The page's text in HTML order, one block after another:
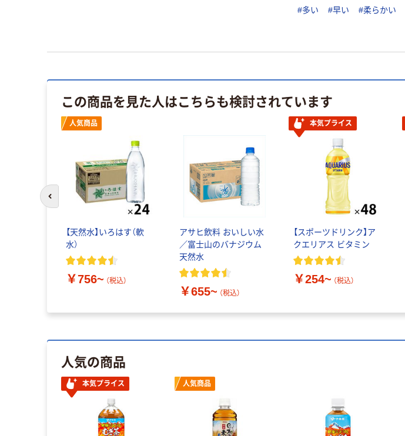
#多い #早い #柔らかい
この商品を見た人はこちらも検討されています
人気商品
【天然水】いろはす（軟
水）
￥756~ （税込）
アサヒ飲料 おいしい水
／富士山のバナジウム
天然水
￥655~ （税込）
本気プライス
【スポーツドリンク】ア
クエリアス ビタミン
￥254~ （税込）
前のスライドへ
人気の商品
本気プライス 人気商品